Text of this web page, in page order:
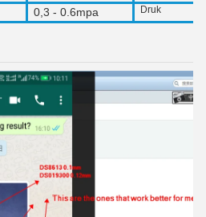
0,3 - 0.6mpa Druk